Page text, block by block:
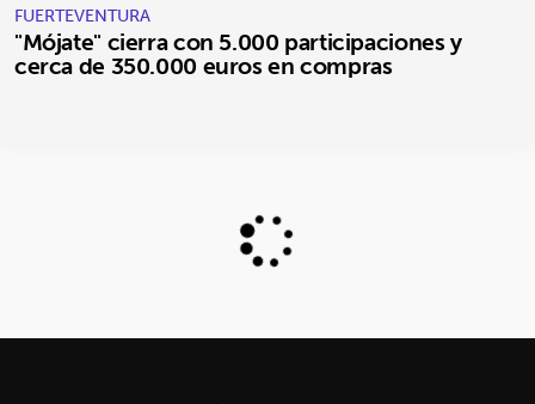
FUERTEVENTURA
"Mójate" cierra con 5.000 participaciones y
cerca de 350.000 euros en compras